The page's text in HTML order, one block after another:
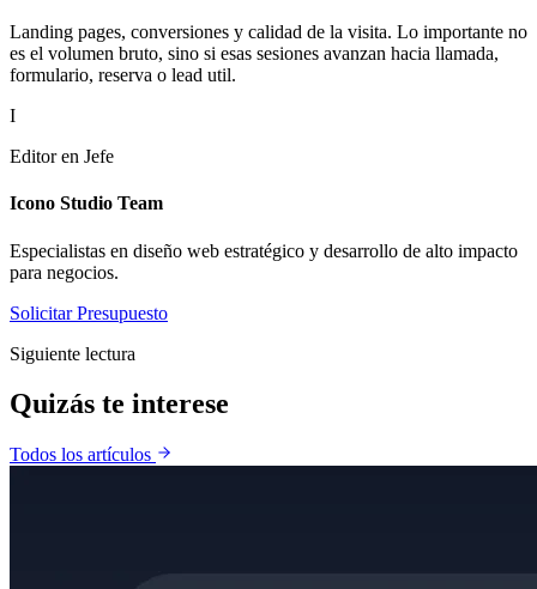
Landing pages, conversiones y calidad de la visita. Lo importante no
es el volumen bruto, sino si esas sesiones avanzan hacia llamada,
formulario, reserva o lead util.
I
Editor en Jefe
Icono Studio Team
Especialistas en diseño web estratégico y desarrollo de alto impacto
para negocios.
Solicitar Presupuesto
Siguiente lectura
Quizás te interese
Todos los artículos